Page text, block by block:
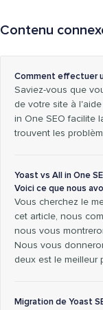
Contenu
Comment effectuer
Saviez-vous que
de votre site à l'aide
in One SEO facilite
trouvent les
Yoast vs All in One
Voici ce que nous
Vous cherchez le
cet article, nous
nous vous
Nous vous
deux est le meilleur
Migration de Yoast